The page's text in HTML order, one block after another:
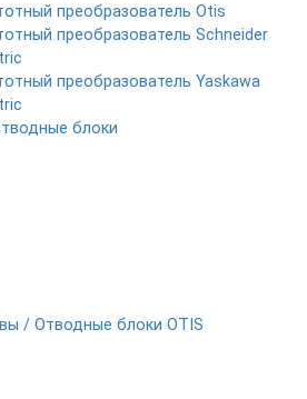
преобразователь Otis
преобразователь Schneider
преобразователь Yaskawa
блоки
/ Отводные блоки OTIS